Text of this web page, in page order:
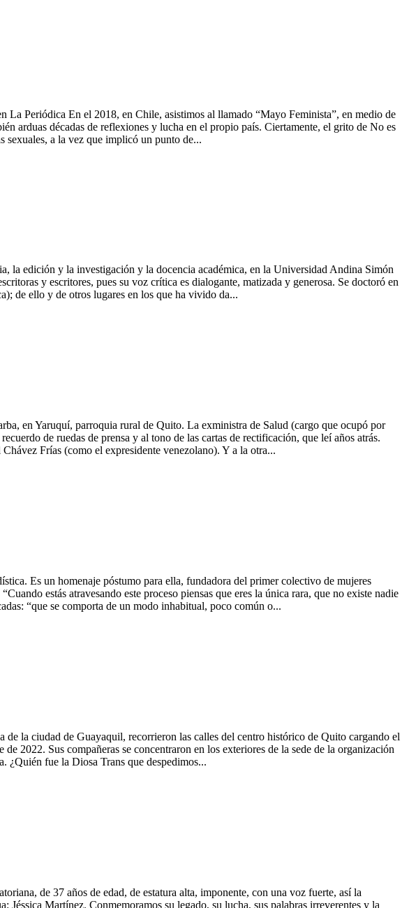
Periódica En el 2018, en Chile, asistimos al llamado “Mayo Feminista”, en medio de
arduas décadas de reflexiones y lucha en el propio país. Ciertamente, el grito de No es
sexuales, a la vez que implicó un punto de...
la edición y la investigación y la docencia académica, en la Universidad Andina Simón
y escritores, pues su voz crítica es dialogante, matizada y generosa. Se doctoró en
de ello y de otros lugares en los que ha vivido da...
en Yaruquí, parroquia rural de Quito. La exministra de Salud (cargo que ocupó por
de ruedas de prensa y al tono de las cartas de rectificación, que leí años atrás.
Frías (como el expresidente venezolano). Y a la otra...
Es un homenaje póstumo para ella, fundadora del primer colectivo de mujeres
estás atravesando este proceso piensas que eres la única rara, que no existe nadie
“que se comporta de un modo inhabitual, poco común o...
la ciudad de Guayaquil, recorrieron las calles del centro histórico de Quito cargando el
2022. Sus compañeras se concentraron en los exteriores de la sede de la organización
¿Quién fue la Diosa Trans que despedimos...
de 37 años de edad, de estatura alta, imponente, con una voz fuerte, así la
Jéssica Martínez. Conmemoramos su legado, su lucha, sus palabras irreverentes y la